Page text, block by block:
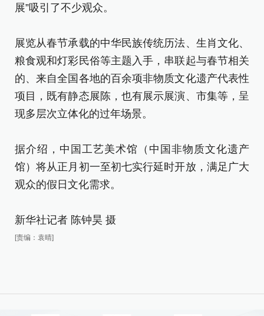
展”吸引了不少观众。
展览从春节承载的中华民族传统历法、生肖文化、
粮食观和灯彩民俗等主题入手，串联起与春节相关
的、来自全国各地的百余项非物质文化遗产代表性
项目，既有静态展陈，也有展示展演、市集等，呈
现多层次立体化的过年场景。
据介绍，中国工艺美术馆（中国非物质文化遗产
馆）将从正月初一至初七实行延时开放，满足广大
观众的假日文化需求。
新华社记者 陈钟昊 摄
[责编：袁晴]